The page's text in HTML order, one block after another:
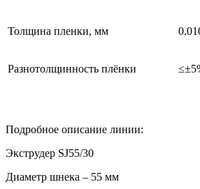
Толщина пленки, мм
Разнотолщинность плёнки
Подробное описание линии:
Экструдер SJ55/30
Диаметр шнека – 55 мм